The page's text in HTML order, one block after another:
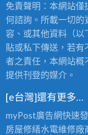
免責聲明：本網站
何諮詢。所載一切的
容、或其他資料（
貼或私下傳送，若
者之責任，本網站概
提供刊登的媒介。
[e台灣]還有更多…
myPost廣告網快速
房屋修繕水電維修廠